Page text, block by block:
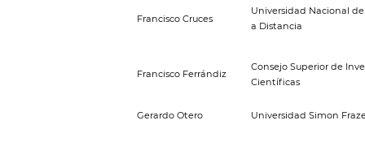
Francisco Cruces
Universidad Nacional
a Distancia
Francisco Ferrándiz
Consejo Superior de
Científicas
Gerardo Otero Universidad Simon